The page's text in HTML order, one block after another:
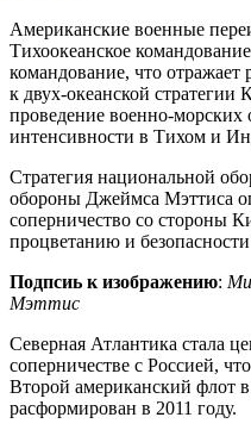
Американские военные
Тихоокеанское
командование, что
к двух-океанской
проведение военно-морских
интенсивности в Тихом и
Стратегия национальной
обороны Джеймса Мэттиса
соперничество со стороны
процветанию и
Подпсиь к изображению:
Мэттис
Северная Атлантика стала
соперничестве с Россией,
Второй американский флот
расформирован в 2011 году.